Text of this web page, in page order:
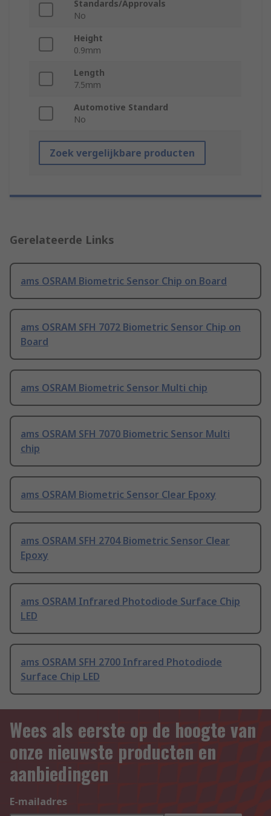
Standards/Approvals
No
Height
0.9mm
Length
7.5mm
Automotive Standard
No
Zoek vergelijkbare producten
Gerelateerde Links
ams OSRAM Biometric Sensor Chip on Board
ams OSRAM SFH 7072 Biometric Sensor Chip on
Board
ams OSRAM Biometric Sensor Multi chip
ams OSRAM SFH 7070 Biometric Sensor Multi
chip
ams OSRAM Biometric Sensor Clear Epoxy
ams OSRAM SFH 2704 Biometric Sensor Clear
Epoxy
ams OSRAM Infrared Photodiode Surface Chip
LED
ams OSRAM SFH 2700 Infrared Photodiode
Surface Chip LED
Wees als eerste op de hoogte van
onze nieuwste producten en
aanbiedingen
E-mailadres